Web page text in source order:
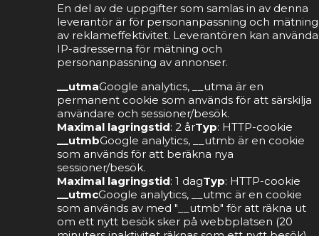
En del av de uppgifter som samlas in av denna
leverantör är för personanpassning och mätning
av reklameffektivitet. Leverantören kan använda
IP-adresserna för mätning och
personanpassning av annonser.
__utmaGoogle analytics, __utma är en
permanent cookie som används för att särskilja
användare och sessioner/besök.
Maximal lagringstid: 2 årTyp: HTTP-cookie
__utmbGoogle analytics, __utmb är en cookie
som används för att beräkna nya
sessioner/besök.
Maximal lagringstid: 1 dagTyp: HTTP-cookie
__utmcGoogle analytics, __utmc är en cookie
som används av med "__utmb" för att räkna ut
om ett nytt besök sker på webbplatsen (20